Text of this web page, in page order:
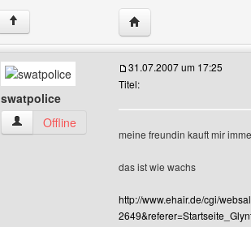
↑ Website dieses
swatpolice
swatpolice Benutzer-Profile anzeigen
Offline
31.07.2007 um 17:25
Titel:
meine freundin kauft mir
das ist wie wachs
http://www.ehair.de/cgi/